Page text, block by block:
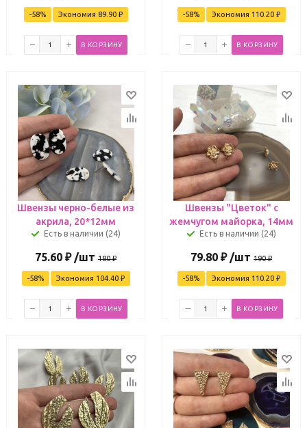
-58% Экономия 89.90₽
В КОРЗИНУ
-58% Экономия 110.20₽
В КОРЗИНУ
Швензы черно-белые из
акрила, 20*12мм
Есть в наличии (24)
75.60 ₽ /шт 180₽
-58% Экономия 104.40₽
В КОРЗИНУ
Швензы "Цветок" с
жемчугом майорка, 14мм
Есть в наличии (24)
79.80 ₽ /шт 190₽
-58% Экономия 110.20₽
В КОРЗИНУ